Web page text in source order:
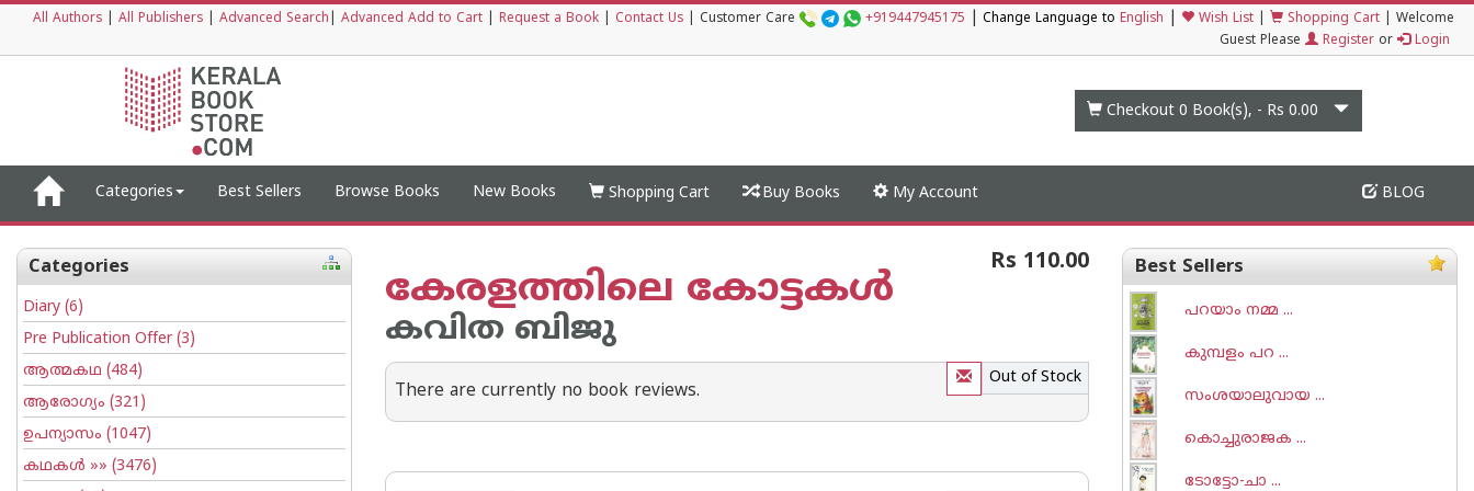
All Authors All Publishers Advanced Search Advanced Add to Cart Request a Book Contact Us Customer Care +919447945175 Change Language to English Wish List Shopping Cart
Welcome
Guest Please
Register or Login
Checkout 0 Book(s), - Rs 0.00
Categories Best Sellers Browse Books New Books Shopping Cart Buy Books My Account BLOG
Categories
Diary (6)
Pre Publication Offer(3)
ആത്മകഥ (484)
ആരോഗ്യം (321)
ഉപന്യാസം (1047)
കഥകള്‍ »» (3476)
കേരളത്തിലെ കോട്ടകള്‍
കവിത ബിജു
Rs 110.00
Out of Stock
There are currently no book reviews.
Best Sellers
പറയാം നമ്മ ...
കുമ്പളം പറ ...
സംശയാലുവായ ...
കൊച്ചുരാജക ...
ടോട്ടോ-ചാ‌ ...